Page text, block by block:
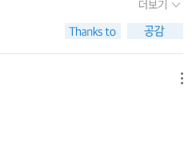
죠. 정말 대책없은 동기의 모습을
기 위해 최선의 노력을 다하려고
는 모습이 보였어요. 동기는 전교
애쓰는 과정에서 스스로 성장하게
인공이지만 동기의 옆을 항상 지
참 존재감 하나는 대단하신 분이
?” 이 책의 주인공은 6학년인 나이
장으로 뽑히면 아이돌 ‘치얼스’를
이런 어이없는 공약이 진짜 통할
던 주인공 금동기는 이 공약으로
자만감은 무슨 차이지?” 당선 이
을 숙연하게 만든다. 권력이 불러
더보기